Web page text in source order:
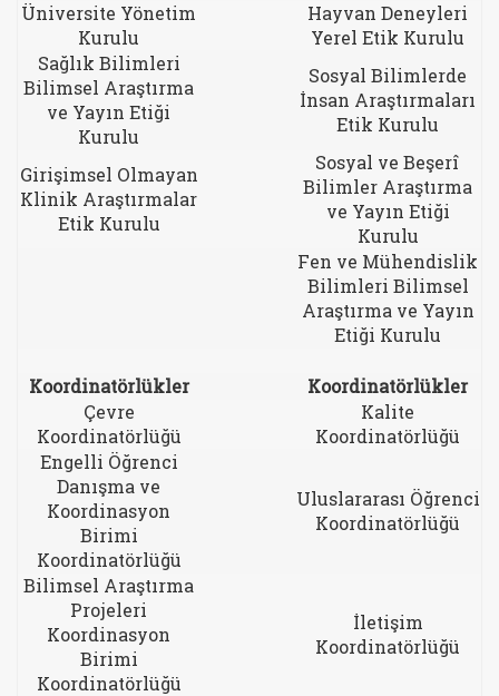
Üniversite Yönetim
Kurulu
Hayvan Deneyleri
Yerel Etik Kurulu
Sağlık Bilimleri
Bilimsel Araştırma
ve Yayın Etiği
Kurulu
Sosyal Bilimlerde
İnsan Araştırmaları
Etik Kurulu
Girişimsel Olmayan
Klinik Araştırmalar
Etik Kurulu
Sosyal ve Beşerî
Bilimler Araştırma
ve Yayın Etiği
Kurulu
Fen ve Mühendislik
Bilimleri Bilimsel
Araştırma ve Yayın
Etiği Kurulu
Koordinatörlükler
Koordinatörlükler
Çevre
Koordinatörlüğü
Kalite
Koordinatörlüğü
Engelli Öğrenci
Danışma ve
Koordinasyon
Birimi
Koordinatörlüğü
Uluslararası Öğrenci
Koordinatörlüğü
Bilimsel Araştırma
Projeleri
Koordinasyon
Birimi
Koordinatörlüğü
İletişim
Koordinatörlüğü